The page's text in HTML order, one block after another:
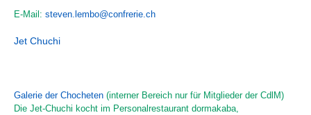
E-Mail: steven.lembo@confrerie.ch
Jet Chuchi
Galerie der Chocheten (interner Bereich nur für Mitglieder der CdlM)
Die Jet-Chuchi kocht im Personalrestaurant dormakaba,